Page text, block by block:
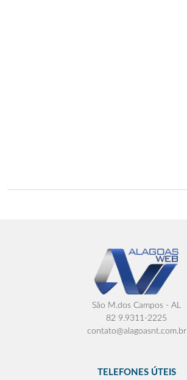
São M.dos Campos - AL
82 9.9311-2225
contato@alagoasnt.com.br
TELEFONES ÚTEIS